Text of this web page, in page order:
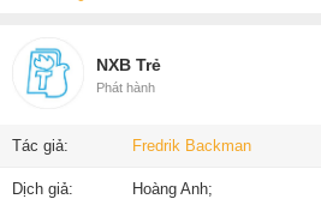
NXB Trẻ
Phát hành
Tác giả: Fredrik Backman
Dịch giả: Hoàng Anh;